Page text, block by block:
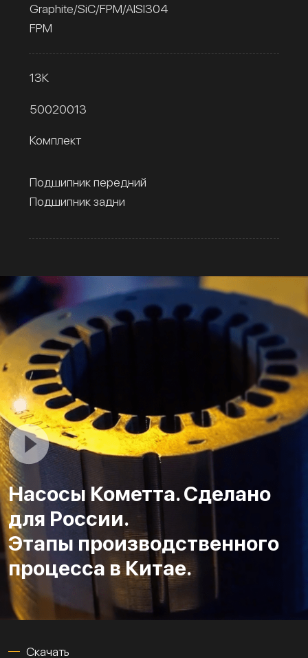
Graphite/SiC/FPM/AISI304
FPM
13К
50020013
Комплект
Подшипник передний
Подшипник задни
Насосы Кометта. Сделано
для России.
Этапы производственного
процесса в Китае.
Скачать